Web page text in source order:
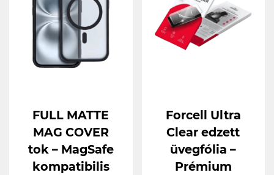
FULL MATTE
MAG COVER
tok – MagSafe
kompatibilis
Forcell Ultra
Clear edzett
üvegfólia –
Prémium